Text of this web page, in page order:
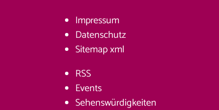
Impressum
Datenschutz
Sitemapxml
RSS
Events
Sehenswürdigkeiten